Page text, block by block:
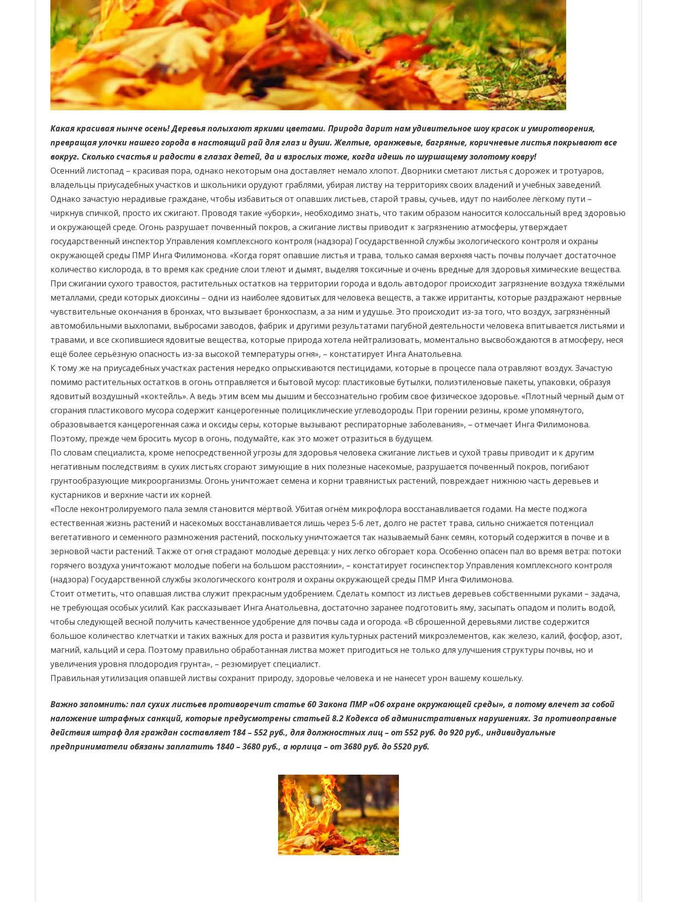
Какая красивая нынче осень! Деревья полыхают яркими цветами. Природа дарит нам удивительное шоу красок и умиротворения,
превращая улочки нашего города в настоящий рай для глаз и души. Желтые, оранжевые, багряные, коричневые листья покрывают все
вокруг. Сколько счастья и радости в глазах детей, да и взрослых тоже, когда идешь по шуршащему золотому ковру!
Осенний листопад – красивая пора, однако некоторым она доставляет немало хлопот. Дворники сметают листья с дорожек и тротуаров,
владельцы приусадебных участков и школьники орудуют граблями, убирая листву на территориях своих владений и учебных заведений.
Однако зачастую нерадивые граждане, чтобы избавиться от опавших листьев, старой травы, сучьев, идут по наиболее лёгкому пути –
чиркнув спичкой, просто их сжигают. Проводя такие «уборки», необходимо знать, что таким образом наносится колоссальный вред здоровью
и окружающей среде. Огонь разрушает почвенный покров, а сжигание листвы приводит к загрязнению атмосферы, утверждает
государственный инспектор Управления комплексного контроля (надзора) Государственной службы экологического контроля и охраны
окружающей среды ПМР Инга Филимонова. «Когда горят опавшие листья и трава, только самая верхняя часть почвы получает достаточное
количество кислорода, в то время как средние слои тлеют и дымят, выделяя токсичные и очень вредные для здоровья химические вещества.
При сжигании сухого травостоя, растительных остатков на территории города и вдоль автодорог происходит загрязнение воздуха тяжёлыми
металлами, среди которых диоксины – одни из наиболее ядовитых для человека веществ, а также ирританты, которые раздражают нервные
чувствительные окончания в бронхах, что вызывает бронхоспазм, а за ним и удушье. Это происходит из-за того, что воздух, загрязнённый
автомобильными выхлопами, выбросами заводов, фабрик и другими результатами пагубной деятельности человека впитывается листьями и
травами, и все скопившиеся ядовитые вещества, которые природа хотела нейтрализовать, моментально высвобождаются в атмосферу, неся
ещё более серьёзную опасность из-за высокой температуры огня», – констатирует Инга Анатольевна.
К тому же на приусадебных участках растения нередко опрыскиваются пестицидами, которые в процессе пала отравляют воздух. Зачастую
помимо растительных остатков в огонь отправляется и бытовой мусор: пластиковые бутылки, полиэтиленовые пакеты, упаковки, образуя
ядовитый воздушный «коктейль». А ведь этим всем мы дышим и бессознательно гробим свое физическое здоровье. «Плотный черный дым от
сгорания пластикового мусора содержит канцерогенные полициклические углеводороды. При горении резины, кроме упомянутого,
образовывается канцерогенная сажа и оксиды серы, которые вызывают респираторные заболевания», – отмечает Инга Филимонова.
Поэтому, прежде чем бросить мусор в огонь, подумайте, как это может отразиться в будущем.
По словам специалиста, кроме непосредственной угрозы для здоровья человека сжигание листьев и сухой травы приводит и к другим
негативным последствиям: в сухих листьях сгорают зимующие в них полезные насекомые, разрушается почвенный покров, погибают
грунтообразующие микроорганизмы. Огонь уничтожает семена и корни травянистых растений, повреждает нижнюю часть деревьев и
кустарников и верхние части их корней.
«После неконтролируемого пала земля становится мёртвой. Убитая огнём микрофлора восстанавливается годами. На месте поджога
естественная жизнь растений и насекомых восстанавливается лишь через 5-6 лет, долго не растет трава, сильно снижается потенциал
вегетативного и семенного размножения растений, поскольку уничтожается так называемый банк семян, который содержится в почве и в
зерновой части растений. Также от огня страдают молодые деревца: у них легко обгорает кора. Особенно опасен пал во время ветра: потоки
горячего воздуха уничтожают молодые побеги на большом расстоянии», – констатирует госинспектор Управления комплексного контроля
(надзора) Государственной службы экологического контроля и охраны окружающей среды ПМР Инга Филимонова.
Стоит отметить, что опавшая листва служит прекрасным удобрением. Сделать компост из листьев деревьев собственными руками – задача,
не требующая особых усилий. Как рассказывает Инга Анатольевна, достаточно заранее подготовить яму, засыпать опадом и полить водой,
чтобы следующей весной получить качественное удобрение для почвы сада и огорода. «В сброшенной деревьями листве содержится
большое количество клетчатки и таких важных для роста и развития культурных растений микроэлементов, как железо, калий, фосфор, азот,
магний, кальций и сера. Поэтому правильно обработанная листва может пригодиться не только для улучшения структуры почвы, но и
увеличения уровня плодородия грунта», – резюмирует специалист.
Правильная утилизация опавшей листвы сохранит природу, здоровье человека и не нанесет урон вашему кошельку.
Важно запомнить: пал сухих листьев противоречит статье 60 Закона ПМР «Об охране окружающей среды», а потому влечет за собой
наложение штрафных санкций, которые предусмотрены статьей 8.2 Кодекса об административных нарушениях. За противоправные
действия штраф для граждан составляет 184 – 552 руб., для должностных лиц – от 552 руб. до 920 руб., индивидуальные
предприниматели обязаны заплатить 1840 – 3680 руб., а юрлица – от 3680 руб. до 5520 руб.